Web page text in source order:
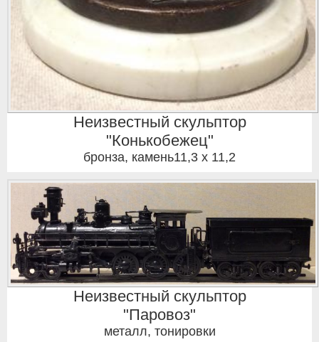
Неизвестный скульптор
"Конькобежец"
бронза, камень11,3 x 11,2
Неизвестный скульптор
"Паровоз"
металл, тонировки